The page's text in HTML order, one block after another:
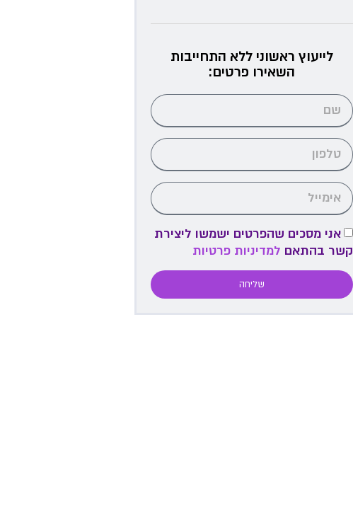
לייעוץ ראשוני ללא התחייבות
השאירו פרטים:
אני מסכים שהפרטים ישמשו ליצירת
קשר בהתאם למדיניות פרטיות
שליחה